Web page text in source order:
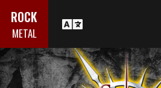
ROCK
METAL